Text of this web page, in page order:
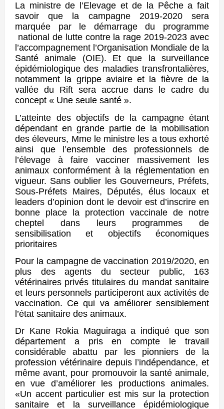
La ministre de l’Elevage et de la Pêche a fait
savoir que la campagne 2019-2020 sera
marquée par le démarrage du programme
national de lutte contre la rage 2019-2023 avec
l’accompagnement l’Organisation Mondiale de la
Santé animale (OIE). Et que la surveillance
épidémiologique des maladies transfrontalières,
notamment la grippe aviaire et la fièvre de la
vallée du Rift sera accrue dans le cadre du
concept « Une seule santé ».
L’atteinte des objectifs de la campagne étant
dépendant en grande partie de la mobilisation
des éleveurs, Mme le ministre les a tous exhorté
ainsi que l’ensemble des professionnels de
l’élevage à faire vacciner massivement les
animaux conformément à la réglementation en
vigueur. Sans oublier les Gouverneurs, Préfets,
Sous-Préfets Maires, Députés, élus locaux et
leaders d’opinion dont le devoir est d’inscrire en
bonne place la protection vaccinale de notre
cheptel dans leurs programmes de
sensibilisation et objectifs économiques
prioritaires
Pour la campagne de vaccination 2019/2020, en
plus des agents du secteur public, 163
vétérinaires privés titulaires du mandat sanitaire
et leurs personnels participeront aux activités de
vaccination. Ce qui va améliorer sensiblement
l’état sanitaire des animaux.
Dr Kane Rokia Maguiraga a indiqué que son
département a pris en compte le travail
considérable abattu par les pionniers de la
profession vétérinaire depuis l’indépendance, et
même avant, pour promouvoir la santé animale,
en vue d’améliorer les productions animales.
«Un accent particulier est mis sur la protection
sanitaire et la surveillance épidémiologique